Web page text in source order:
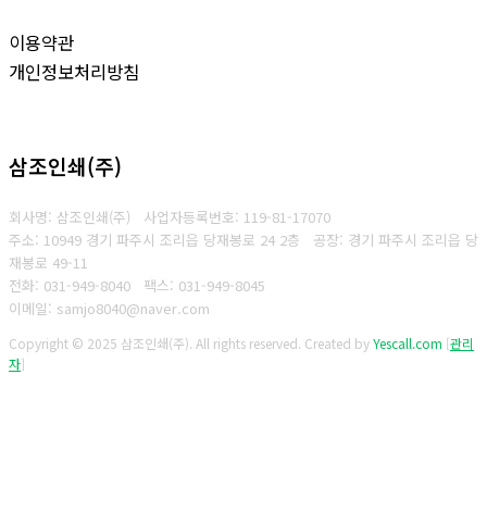
이용약관
개인정보처리방침
삼조인쇄(주)
회사명: 삼조인쇄(주) 사업자등록번호: 119-81-17070
주소: 10949 경기 파주시 조리읍 당재봉로 24 2층 공장: 경기 파주시 조리읍 당
재봉로 49-11
전화: 031-949-8040
팩스: 031-949-8045
이메일: samjo8040@naver.com
Copyright © 2025 삼조인쇄(주). All rights reserved. Created byYescall.com [관리
자]